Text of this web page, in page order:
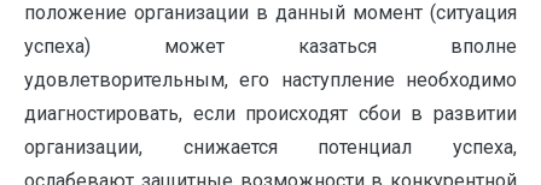
положение организации в данный момент (ситуация
успеха) может казаться вполне
удовлетворительным, его наступление необходимо
диагностировать, если происходят сбои в развитии
организации, снижается потенциал успеха,